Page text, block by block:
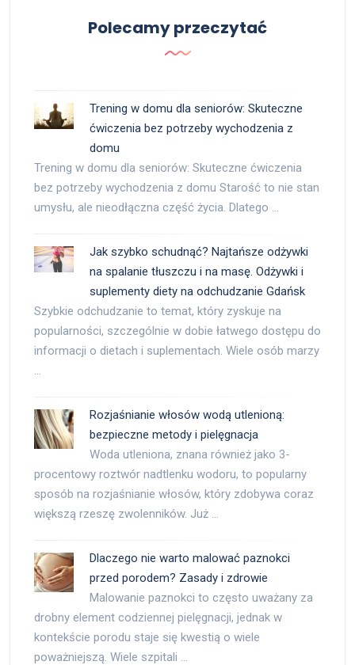
Polecamy przeczytać
Trening w domu dla seniorów: Skuteczne
ćwiczenia bez potrzeby wychodzenia z
domu
Trening w domu dla seniorów: Skuteczne ćwiczenia
bez potrzeby wychodzenia z domu Starość to nie stan
umysłu, ale nieodłączna część życia. Dlatego …
Jak szybko schudnąć? Najtańsze odżywki
na spalanie tłuszczu i na masę. Odżywki i
suplementy diety na odchudzanie Gdańsk
Szybkie odchudzanie to temat, który zyskuje na
popularności, szczególnie w dobie łatwego dostępu do
informacji o dietach i suplementach. Wiele osób marzy
…
Rozjaśnianie włosów wodą utlenioną:
bezpieczne metody i pielęgnacja
Woda utleniona, znana również jako 3-
procentowy roztwór nadtlenku wodoru, to popularny
sposób na rozjaśnianie włosów, który zdobywa coraz
większą rzeszę zwolenników. Już …
Dlaczego nie warto malować paznokci
przed porodem? Zasady i zdrowie
Malowanie paznokci to często uważany za
drobny element codziennej pielęgnacji, jednak w
kontekście porodu staje się kwestią o wiele
poważniejszą. Wiele szpitali …